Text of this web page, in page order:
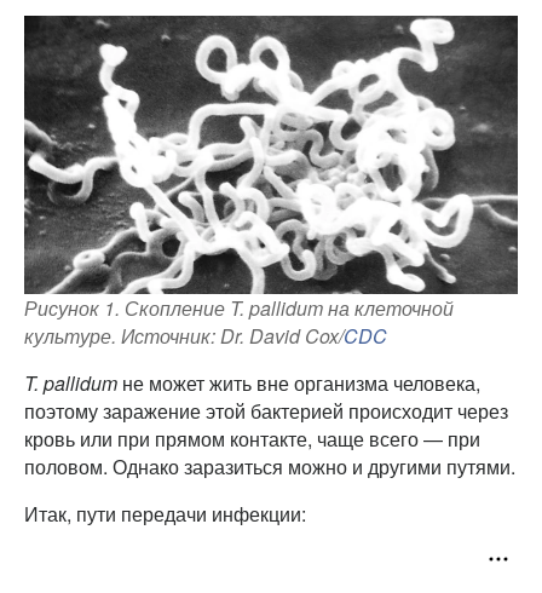
Рисунок 1. Скопление T. pallidum на клеточной
культуре. Источник: Dr. David Cox/CDC
T. pallidum не может жить вне организма человека,
поэтому заражение этой бактерией происходит через
кровь или при прямом контакте, чаще всего — при
половом. Однако заразиться можно и другими путями.
Итак, пути передачи инфекции: